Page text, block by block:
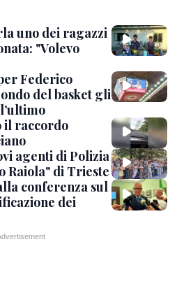
uno dei ragazzi
"Volevo
Federico
del basket gli
il raccordo
agenti di Polizia
Raiola" di Trieste
conferenza sul
dei